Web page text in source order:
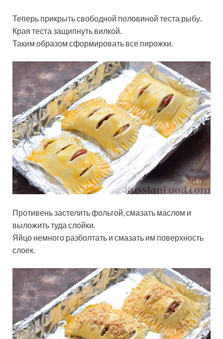
Теперь прикрыть свободной половиной теста рыбу.
Края теста защипнуть вилкой.
Таким образом сформировать все пирожки.
Противень застелить фольгой, смазать маслом и
выложить туда слойки.
Яйцо немного разболтать и смазать им поверхность
слоек.